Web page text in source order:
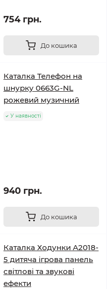
754 грн.
До кошика
Каталка Телефон на
шнурку 0663G-NL
рожевий музичний
У наявності
940 грн.
До кошика
Каталка Ходунки A2018-
5 дитяча ігрова панель
світлові та звукові
ефекти